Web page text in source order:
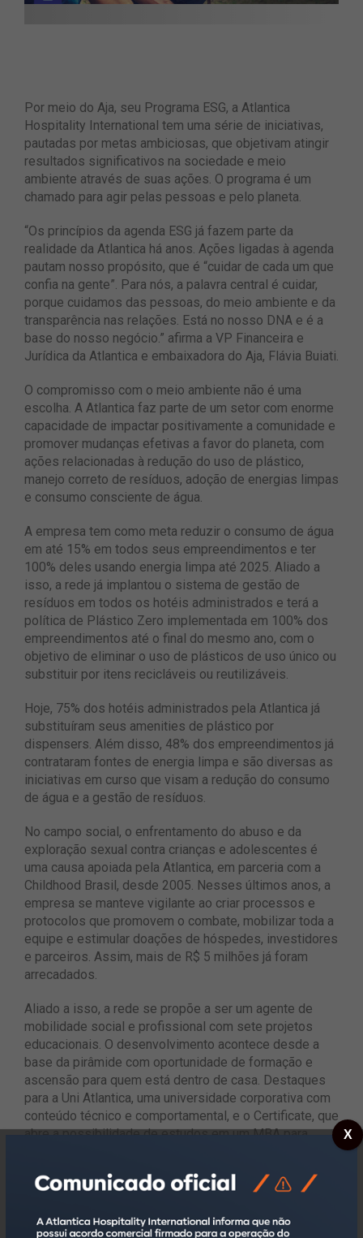
Por meio do Aja, seu Programa ESG, a Atlantica
Hospitality International tem uma série de iniciativas,
pautadas por metas ambiciosas, que objetivam atingir
resultados significativos na sociedade e meio
ambiente através de suas ações. O programa é um
chamado para agir pelas pessoas e pelo planeta.
“Os princípios da agenda ESG já fazem parte da
realidade da Atlantica há anos. Ações ligadas à agenda
pautam nosso propósito, que é “cuidar de cada um que
confia na gente”. Para nós, a palavra central é cuidar,
porque cuidamos das pessoas, do meio ambiente e da
transparência nas relações. Está no nosso DNA e é a
base do nosso negócio.” afirma a VP Financeira e
Jurídica da Atlantica e embaixadora do Aja, Flávia Buiati.
O compromisso com o meio ambiente não é uma
escolha. A Atlantica faz parte de um setor com enorme
capacidade de impactar positivamente a comunidade e
promover mudanças efetivas a favor do planeta, com
ações relacionadas à redução do uso de plástico,
manejo correto de resíduos, adoção de energias limpas
e consumo consciente de água.
A empresa tem como meta reduzir o consumo de água
em até 15% em todos seus empreendimentos e ter
100% deles usando energia limpa até 2025. Aliado a
isso, a rede já implantou o sistema de gestão de
resíduos em todos os hotéis administrados e terá a
política de Plástico Zero implementada em 100% dos
empreendimentos até o final do mesmo ano, com o
objetivo de eliminar o uso de plásticos de uso único ou
substituir por itens recicláveis ou reutilizáveis.
Hoje, 75% dos hotéis administrados pela Atlantica já
substituíram seus amenities de plástico por
dispensers. Além disso, 48% dos empreendimentos já
contrataram fontes de energia limpa e são diversas as
iniciativas em curso que visam a redução do consumo
de água e a gestão de resíduos.
No campo social, o enfrentamento do abuso e da
exploração sexual contra crianças e adolescentes é
uma causa apoiada pela Atlantica, em parceria com a
Childhood Brasil, desde 2005. Nesses últimos anos, a
empresa se manteve vigilante ao criar processos e
protocolos que promovem o combate, mobilizar toda a
equipe e estimular doações de hóspedes, investidores
e parceiros. Assim, mais de R$ 5 milhões já foram
arrecadados.
Aliado a isso, a rede se propõe a ser um agente de
mobilidade social e profissional com sete projetos
educacionais. O desenvolvimento acontece desde a
base da pirâmide com oportunidade de formação e
ascensão para quem está dentro de casa. Destaques
para a Uni Atlantica, uma universidade corporativa com
conteúdo técnico e comportamental, e o Certificate, que
abre a possibilidade de estudos em um MBA para
Outro projeto de grande importância é o de promover a
sociedade em que estamos inseridos. A demográfica
X